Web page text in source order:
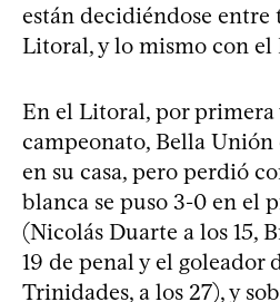
están decidiéndose entre
Litoral, y lo mismo con el
En el Litoral, por primera
campeonato, Bella Unión
en su casa, pero perdió
blanca se puso 3-0 en el
(Nicolás Duarte a los 15,
19 de penal y el goleador
Trinidades, a los 27), y